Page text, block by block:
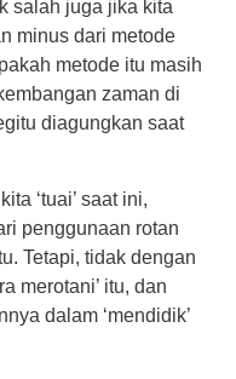
salah juga jika kita
minus dari metode
metode itu masih
zaman di
diagungkan saat
‘tuai’ saat ini,
penggunaan rotan
Tetapi, tidak dengan
merotani’ itu, dan
dalam ‘mendidik’